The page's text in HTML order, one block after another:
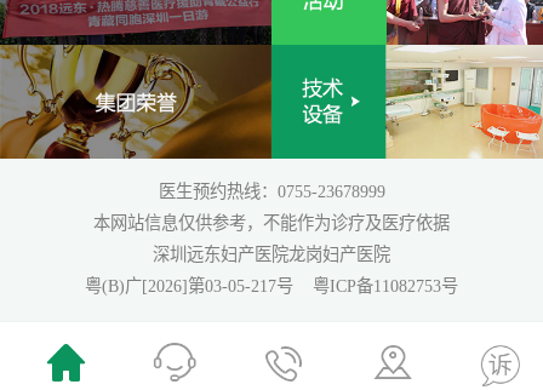
医生预约热线：0755-23678999
本网站信息仅供参考，不能作为诊疗及医疗依据
深圳远东妇产医院龙岗妇产医院
粤(B)广[2026]第03-05-217号
粤ICP备11082753号